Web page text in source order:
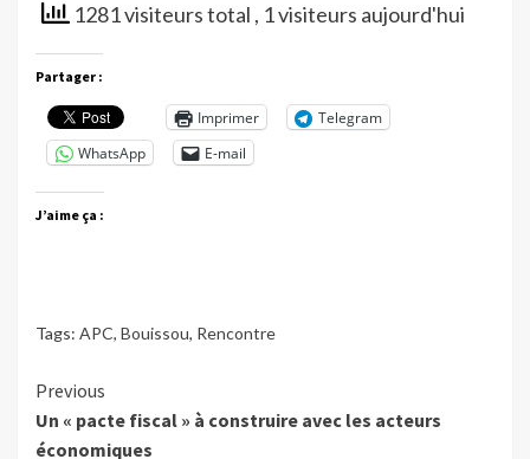
1281 visiteurs total , 1 visiteurs aujourd'hui
Partager :
Imprimer
Telegram
WhatsApp
E-mail
J’aime ça :
Tags: APC, Bouissou, Rencontre
Continue
Reading
Previous
Un « pacte fiscal » à construire avec les acteurs
économiques